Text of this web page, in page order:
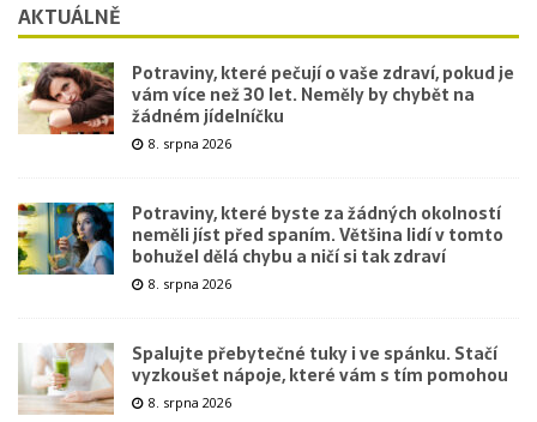
AKTUÁLNĚ
Potraviny, které pečují o vaše zdraví, pokud je
vám více než 30 let. Neměly by chybět na
žádném jídelníčku
8. srpna 2026
Potraviny, které byste za žádných okolností
neměli jíst před spaním. Většina lidí v tomto
bohužel dělá chybu a ničí si tak zdraví
8. srpna 2026
Spalujte přebytečné tuky i ve spánku. Stačí
vyzkoušet nápoje, které vám s tím pomohou
8. srpna 2026